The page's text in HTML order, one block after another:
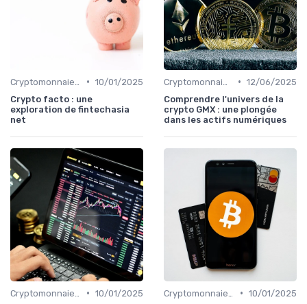
• 10/01/2025
Crypto facto : une
exploration de fintechasia
net
• 12/06/2025
Comprendre l'univers de la
crypto GMX : une plongée
dans les actifs numériques
• 10/01/2025
• 10/01/2025